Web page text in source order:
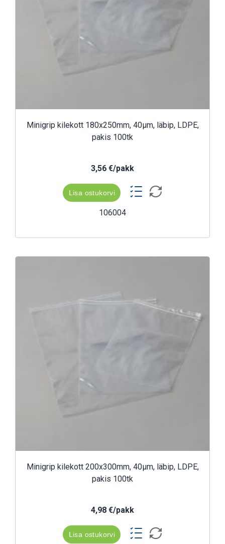
Minigrip kilekott 180x250mm, 40µm, läbip, LDPE,
pakis 100tk
3,56 €/pakk
Lisa ostukorvi
106004
Minigrip kilekott 200x300mm, 40µm, läbip, LDPE,
pakis 100tk
4,98 €/pakk
Lisa ostukorvi